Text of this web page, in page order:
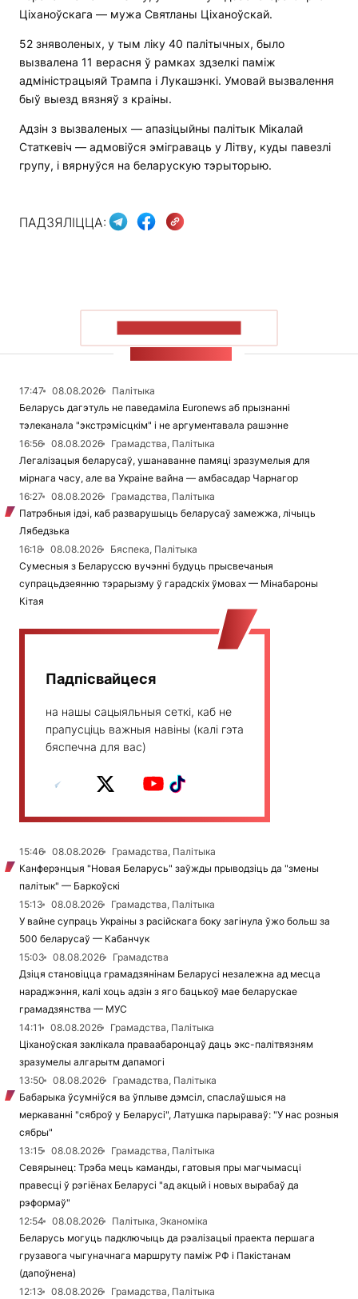
Ціханоўскага — мужа Святланы Ціханоўскай.
52 зняволеных, у тым ліку 40 палітычных, было
вызвалена 11 верасня ў рамках здзелкі паміж
адміністрацыяй Трампа і Лукашэнкі. Умовай вызвалення
быў выезд вязняў з краіны.
Адзін з вызваленых — апазіцыйны палітык Мікалай
Статкевіч — адмовіўся эміграваць у Літву, куды павезлі
групу, і вярнуўся на беларускую тэрыторыю.
ПАДЗЯЛІЦЦА:
17:47 08.08.2026
Палітыка
Беларусь дагэтуль не паведаміла Euronews аб прызнанні
тэлеканала "экстрэмісцкім" і не аргументавала рашэнне
16:56
08.08.2026
Грамадства, Палітыка
Легалізацыя беларусаў, ушанаванне памяці зразумелыя для
мірнага часу, але ва Украіне вайна — амбасадар Чарнагор
16:27
08.08.2026
Грамадства, Палітыка
Патрэбныя ідэі, каб разварушыць беларусаў замежжа, лічыць
Лябедзька
16:18
08.08.2026
Бяспека, Палітыка
Сумесныя з Беларуссю вучэнні будуць прысвечаныя
супрацьдзеянню тэрарызму ў гарадскіх ўмовах — Мінабароны
Кітая
Падпісвайцеся
на нашы сацыяльныя сеткі, каб не
прапусціць важныя навіны (калі гэта
бяспечна для вас)
15:46 08.08.2026
Грамадства, Палітыка
Канферэнцыя "Новая Беларусь" заўжды прыводзіць да "змены
палітык" — Баркоўскі
15:13
08.08.2026
Грамадства, Палітыка
У вайне супраць Украіны з расійскага боку загінула ўжо больш за
500 беларусаў — Кабанчук
15:03
08.08.2026
Грамадства
Дзіця становіцца грамадзянінам Беларусі незалежна ад месца
нараджэння, калі хоць адзін з яго бацькоў мае беларускае
грамадзянства — МУС
14:11
08.08.2026
Грамадства, Палітыка
Ціханоўская заклікала праваабаронцаў даць экс-палітвязням
зразумелы алгарытм дапамогі
13:50
08.08.2026
Грамадства, Палітыка
Бабарыка ўсумніўся ва ўплыве дэмсіл, спаслаўшыся на
меркаванні "сяброў у Беларусі", Латушка парыраваў: "У нас розныя
сябры"
13:15
08.08.2026
Грамадства, Палітыка
Севярынец: Трэба мець каманды, гатовыя пры магчымасці
правесці ў рэгіёнах Беларусі "ад акцый і новых вырабаў да
рэформаў"
12:54
08.08.2026
Палітыка, Эканоміка
Беларусь могуць падключыць да рэалізацыі праекта першага
грузавога чыгуначнага маршруту паміж РФ і Пакістанам
(дапоўнена)
12:13
08.08.2026
Грамадства, Палітыка